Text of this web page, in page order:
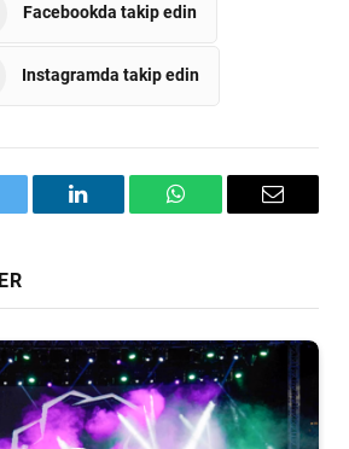
Facebookda takip edin
Instagramda takip edin
LinkedIn WhatsAppEmail